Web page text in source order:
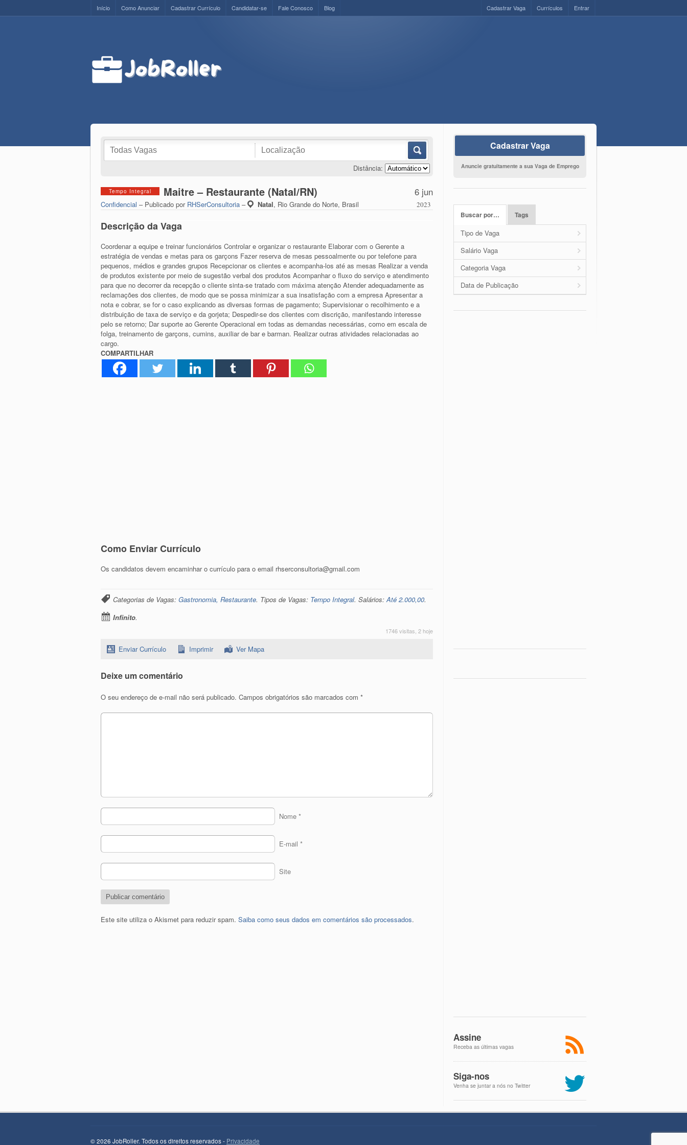
Início Como Anunciar Cadastrar Currículo Candidatar-se Fale Conosco Blog Entrar
Currículos
Cadastrar Vaga
Distância:
6 jun
2023
Tempo Integral Maitre – Restaurante (Natal/RN)
Confidencial – Publicado por RHSerConsultoria – Natal, Rio Grande do Norte, Brasil
Descrição da Vaga
Coordenar a equipe e treinar funcionários Controlar e organizar o restaurante Elaborar com o Gerente a
estratégia de vendas e metas para os garçons Fazer reserva de mesas pessoalmente ou por telefone para
pequenos, médios e grandes grupos Recepcionar os clientes e acompanha-los até as mesas Realizar a venda
de produtos existente por meio de sugestão verbal dos produtos Acompanhar o fluxo do serviço e atendimento
para que no decorrer da recepção o cliente sinta-se tratado com máxima atenção Atender adequadamente as
reclamações dos clientes, de modo que se possa minimizar a sua insatisfação com a empresa Apresentar a
nota e cobrar, se for o caso explicando as diversas formas de pagamento; Supervisionar o recolhimento e a
distribuição de taxa de serviço e da gorjeta; Despedir-se dos clientes com discrição, manifestando interesse
pelo se retorno; Dar suporte ao Gerente Operacional em todas as demandas necessárias, como em escala de
folga, treinamento de garçons, cumins, auxiliar de bar e barman. Realizar outras atividades relacionadas ao
cargo.
COMPARTILHAR
Como Enviar Currículo
Os candidatos devem encaminhar o currículo para o email rhserconsultoria@gmail.com
Categorias de Vagas: Gastronomia, Restaurante. Tipos de Vagas: Tempo Integral. Salários:Até 2.000,00.
Infinito.
1746 visitas, 2 hoje
Enviar Currículo Imprimir Ver Mapa
Deixe um comentário
O seu endereço de e-mail não será publicado. Campos obrigatórios são marcados com *
Nome *
E-mail *
Site
Este site utiliza o Akismet para reduzir spam. Saiba como seus dados em comentários são processados.
Cadastrar Vaga
Anuncie gratuitamente a sua Vaga de Emprego
Buscar por… Tags
Tipo de Vaga
Salário Vaga
Categoria Vaga
Data de Publicação
Assine
Receba as últimas vagas
Siga-nos
Venha se juntar a nós no Twitter
© 2026 JobRoller. Todos os direitos reservados - Privacidade